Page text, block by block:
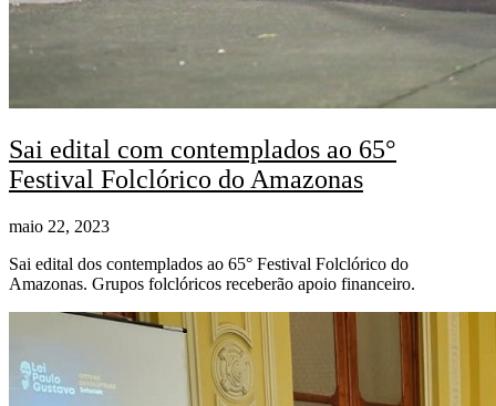
Sai edital com contemplados ao 65°
Festival Folclórico do Amazonas
maio 22, 2023
Sai edital dos contemplados ao 65° Festival Folclórico do
Amazonas. Grupos folclóricos receberão apoio financeiro.